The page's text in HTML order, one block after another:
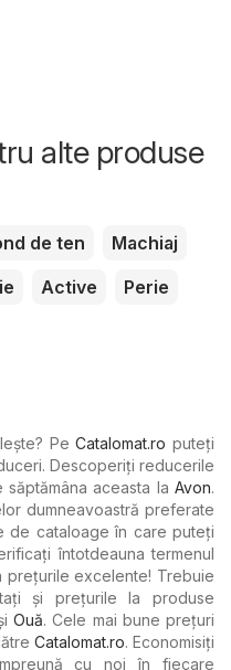
alte produse
de ten
Machiaj
Active
Perie
PeCatalomat.ro puteți
Descoperiți reducerile
aceasta la Avon.
dumneavoastră preferate
de cataloage în care puteți
întotdeauna termenul
prețurile excelente! Trebuie
și prețurile la produse
Ouă. Cele mai bune prețuri
Catalomat.ro. Economisiți
cu noi în fiecare